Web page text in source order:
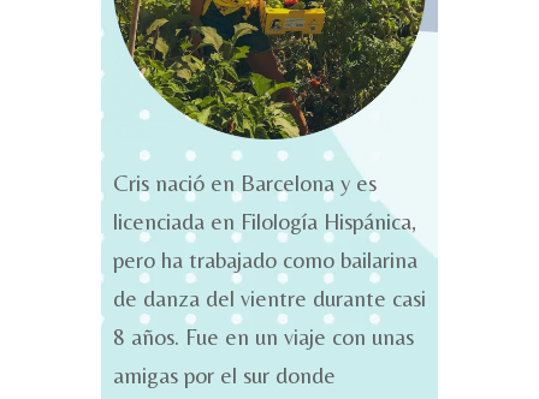
Cris nació en Barcelona y es
licenciada en Filología Hispánica,
pero ha trabajado como bailarina
de danza del vientre durante casi
8 años. Fue en un viaje con unas
amigas por el sur donde